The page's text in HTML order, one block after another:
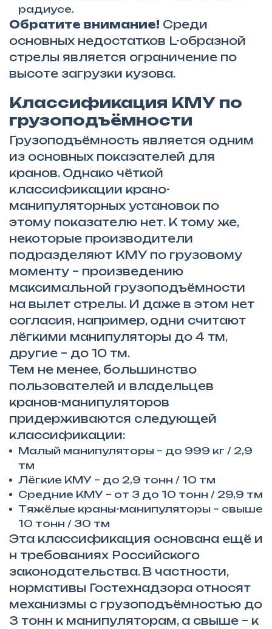
радиусе.
Обратите внимание! Среди
основных недостатков L-образной
стрелы является ограничение по
высоте загрузки кузова.
Классификация КМУ по
грузоподъёмности
Грузоподъёмность является одним
из основных показателей для
кранов. Однако чёткой
классификации крано-
манипуляторных установок по
этому показателю нет. К тому же,
некоторые производители
подразделяют КМУ по грузовому
моменту – произведению
максимальной грузоподъёмности
на вылет стрелы. И даже в этом нет
согласия, например, одни считают
лёгкими манипуляторы до 4 тм,
другие – до 10 тм.
Тем не менее, большинство
пользователей и владельцев
кранов-манипуляторов
придерживаются следующей
классификации:
Малый манипуляторы – до 999 кг / 2,9
тм
Лёгкие КМУ – до 2,9 тонн / 10 тм
Средние КМУ – от 3 до 10 тонн / 29,9 тм
Тяжёлые краны-манипуляторы – свыше
10 тонн / 30 тм
Эта классификация основана ещё и
н требованиях Российского
законодательства. В частности,
нормативы Гостехнадзора относят
механизмы с грузоподъёмностью до
3 тонн к манипуляторам, а свыше – к